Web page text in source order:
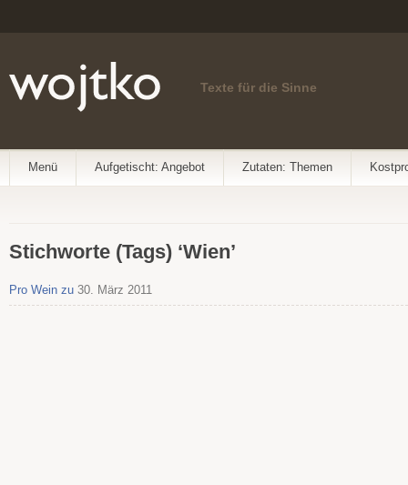
Texte für die Sinne
Menü Aufgetischt: Angebot Zutaten: Themen
Stichworte (Tags) ‘Wien’
Pro Wein zu 30. März 2011